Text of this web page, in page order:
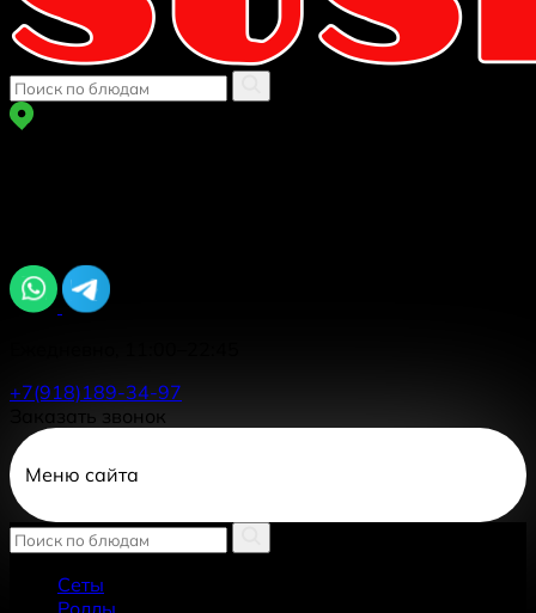
+7(918)189-34-97
Заказать звонок
Меню сайта
Сеты
Роллы